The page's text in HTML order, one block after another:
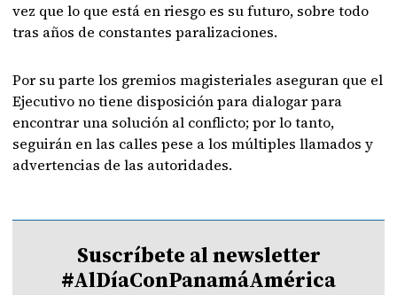
vez que lo que está en riesgo es su futuro, sobre todo
tras años de constantes paralizaciones.
Por su parte los gremios magisteriales aseguran que el
Ejecutivo no tiene disposición para dialogar para
encontrar una solución al conflicto; por lo tanto,
seguirán en las calles pese a los múltiples llamados y
advertencias de las autoridades.
Suscríbete al newsletter
#AlDíaConPanamáAmérica